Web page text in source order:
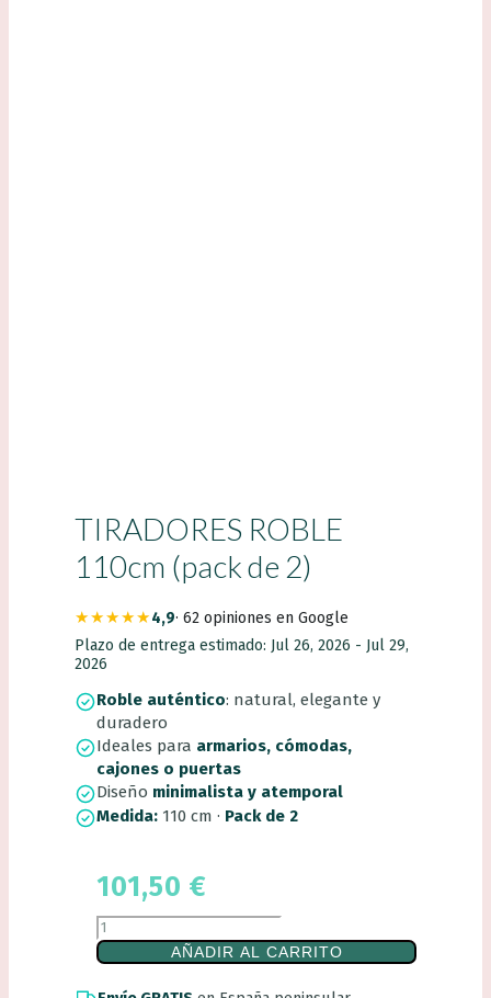
TIRADORES ROBLE
110cm (pack de 2)
★★★★★4,9· 62 opiniones en Google
Plazo de entrega estimado: Jul 26, 2026 - Jul 29,
2026
Roble auténtico: natural, elegante y
duradero
Ideales para armarios, cómodas,
cajones o puertas
Diseño minimalista y atemporal
Medida: 110 cm · Pack de 2
101,50 €
TIRADORES
ROBLE
110cm
AÑADIR AL CARRITO